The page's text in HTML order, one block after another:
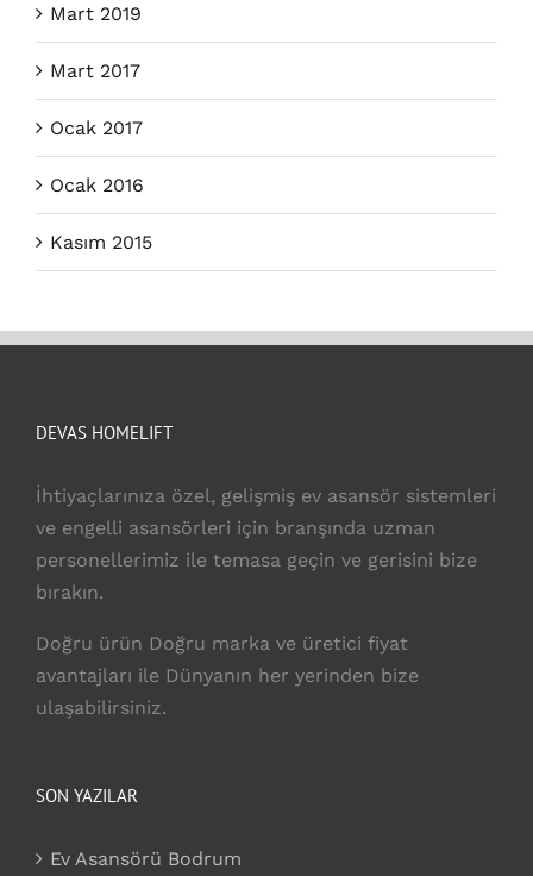
Mart 2019
Mart 2017
Ocak 2017
Ocak 2016
Kasım 2015
DEVAS HOMELIFT
İhtiyaçlarınıza özel, gelişmiş ev asansör sistemleri
ve engelli asansörleri için branşında uzman
personellerimiz ile temasa geçin ve gerisini bize
bırakın.
Doğru ürün Doğru marka ve üretici fiyat
avantajları ile Dünyanın her yerinden bize
ulaşabilirsiniz.
SON YAZILAR
Ev Asansörü Bodrum